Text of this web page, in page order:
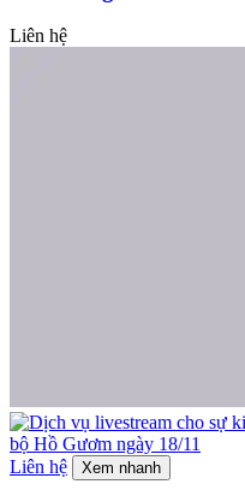
Liên hệ
Liên hệ Xem nhanh